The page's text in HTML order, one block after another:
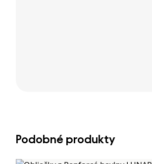
Podobné produkty